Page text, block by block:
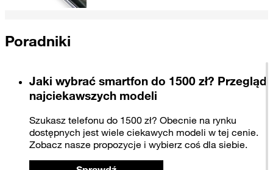
Poradniki
Jaki wybrać smartfon do 1500 zł? Przegląd
najciekawszych modeli
Szukasz telefonu do 1500 zł? Obecnie na rynku
dostępnych jest wiele ciekawych modeli w tej cenie.
Zobacz nasze propozycje i wybierz coś dla siebie.